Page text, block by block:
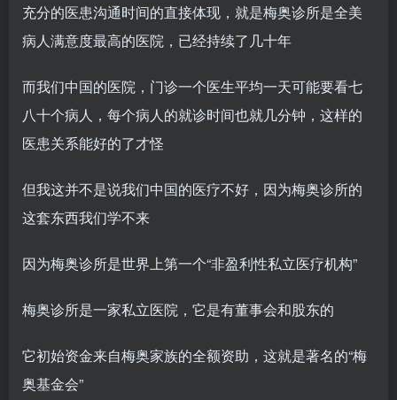
充分的医患沟通时间的直接体现，就是梅奥诊所是全美
病人满意度最高的医院，已经持续了几十年
而我们中国的医院，门诊一个医生平均一天可能要看七
八十个病人，每个病人的就诊时间也就几分钟，这样的
医患关系能好的了才怪
但我这并不是说我们中国的医疗不好，因为梅奥诊所的
这套东西我们学不来
因为梅奥诊所是世界上第一个“非盈利性私立医疗机构”
梅奥诊所是一家私立医院，它是有董事会和股东的
它初始资金来自梅奥家族的全额资助，这就是著名的“梅
奥基金会”